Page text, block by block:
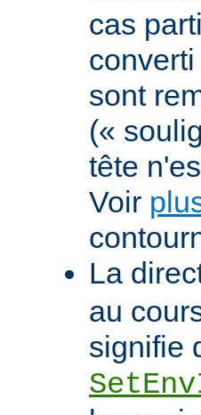
cas
sont
(«
tête
Voir
La
au
signifie